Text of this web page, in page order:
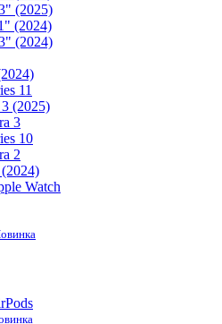
(2025)
(2024)
(2024)
11
(2025)
3
10
2
Watch